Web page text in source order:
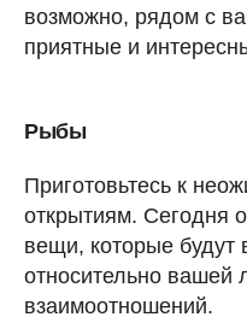
возможно, рядом с
приятные и
Рыбы
Приготовьтесь к
открытиям. Сегодня
вещи, которые будут
относительно вашей
взаимоотношений.